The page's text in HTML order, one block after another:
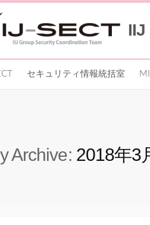
セキュリティ情報統括室
Archive: 2018年3